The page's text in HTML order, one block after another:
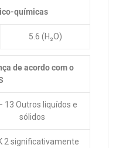
químicas
5.6 (H₂O)
de acordo com o
13 Outros liquídos e
sólidos
2 significativamente